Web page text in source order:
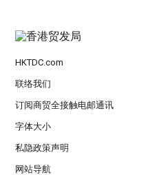
HKTDC.com
联络我们
订阅商贸全接触电邮通讯
字体大小
私隐政策声明
网站导航